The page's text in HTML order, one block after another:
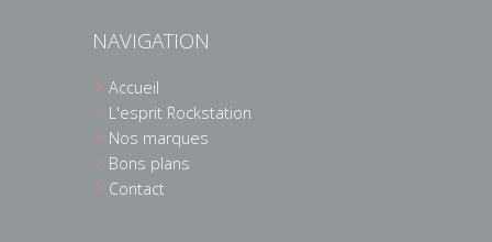
NAVIGATION
Accueil
L'esprit Rockstation
Nos marques
Bons plans
Contact